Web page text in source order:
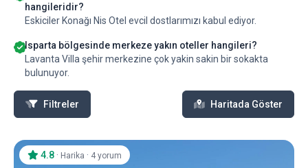
hangileridir?
Eskiciler Konağı Nis Otel evcil dostlarımızı kabul ediyor.
Isparta bölgesinde merkeze yakın oteller hangileri?
Lavanta Villa şehir merkezine çok yakin sakin bir sokakta
bulunuyor.
Filtreler Haritada Göster
4.8 · Harika · 4 yorum